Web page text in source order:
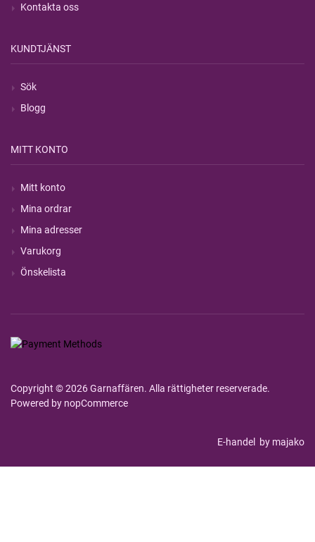
Kontakta oss
KUNDTJÄNST
Sök
Blogg
MITT KONTO
Mitt konto
Mina ordrar
Mina adresser
Varukorg
Önskelista
Copyright © 2026 Garnaffären. Alla rättigheter reserverade.
Powered by nopCommerce
E-handel by majako